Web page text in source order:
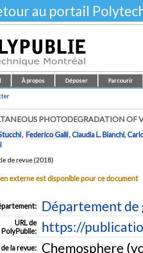
au portail
À propos Déposer Parcourir
PHOTODEGRADATION OF
, Federico Galli,Claudia L. Bianchi,
de revue (2018)
externe est disponible pour ce document
Département de
URL de
PolyPublie:
https://
la revue: Chemosphere